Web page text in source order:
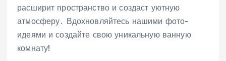
расширит пространство и создаст уютную
атмосферу․ Вдохновляйтесь нашими фото-
идеями и создайте свою уникальную ванную
комнату!